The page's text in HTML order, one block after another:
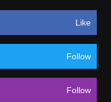
Like
Follow
Follow